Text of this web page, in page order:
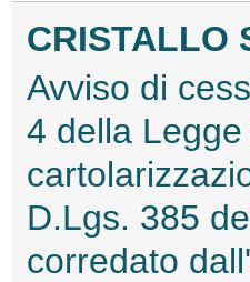
CRISTALLO
Avviso di
4 della
D.Lgs. 385
corredato